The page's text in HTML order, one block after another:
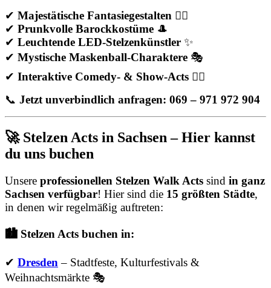
✔ Majestätische Fantasiegestalten 🧚‍♀️
✔ Prunkvolle Barockkostüme 🎩
✔ Leuchtende LED-Stelzenkünstler ✨
✔ Mystische Maskenball-Charaktere 🎭
✔ Interaktive Comedy- & Show-Acts 🤹‍♂️
📞 Jetzt unverbindlich anfragen: 069 – 971 972 904
🚀 Stelzen Acts in Sachsen – Hier kannst
du uns buchen
Unsere professionellen Stelzen Walk Acts sind in ganz
Sachsen verfügbar! Hier sind die 15 größten Städte,
in denen wir regelmäßig auftreten:
🏙️ Stelzen Acts buchen in:
✔ Dresden– Stadtfeste, Kulturfestivals &
Weihnachtsmärkte 🎭